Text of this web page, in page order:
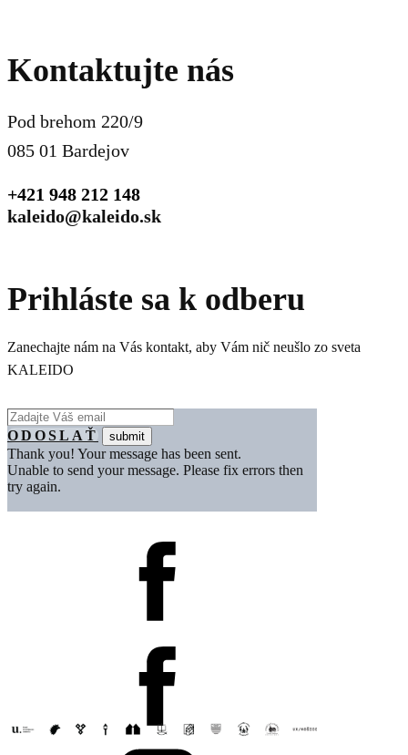
Kontaktujte nás
Pod brehom 220/9
085 01 Bardejov
+421 948 212 148
kaleido@kaleido.sk
Prihláste sa k odberu
Zanechajte nám na Vás kontakt, aby Vám nič neušlo zo sveta
KALEIDO
ODOSLAŤ
Thank you! Your message has been sent.
Unable to send your message. Please fix errors then
try again.